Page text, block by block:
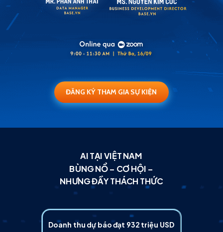
Doanh thu dự báo đạt 932 triệu USD
AI TẠI VIỆT NAM
BÙNG NỔ – CƠ HỘI –
NHƯNG ĐẦY THÁCH THỨC
ĐĂNG KÝ THAM GIA SỰ KIỆN